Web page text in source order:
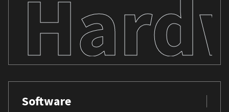
Software